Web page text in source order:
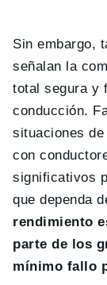
Sin embargo,
señalan la
total segura y
conducción.
situaciones
con
significativos
que dependa
rendimiento
parte de los
mínimo fallo